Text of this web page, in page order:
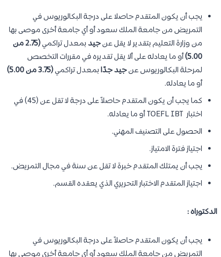
يجب أن يكون المتقدم حاصلا على درجة البكالوريوس في
التمريض من جامعة الملك سعود أو أي جامعة أخرى موصى بها
من وزارة التعليم بتقدير لا يقل عنجيد بمعدل تراكمي
(2.75 من
5.00) أو ما يعادله على ألا يقل تقديره في مقررات التخصص
لمرحلة البكالوريوس عنجيد جدًابمعدل تراكمي(3.75 من 5.00)
أو ما يعادله.
كما يجب أن يكون المتقدم حاصلاً على درجة لا تقل عن (45) في
اختبار TOEFL IBT أو ما يعادله.
الحصول على التصنيف المهني.
اجتياز فترة الامتياز.
يجب أن يمتلك المتقدم خبرة لا تقل عن سنة في مجال التمريض.
اجتياز المتقدم الاختبار التحريري الذي يعقده القسم.
الدكتوراه :
يجب أن يكون المتقدم حاصلاً على درجة البكالوريوس في
التمريض من جامعة الملك سعود أو أي جامعة أخرى موصى بها